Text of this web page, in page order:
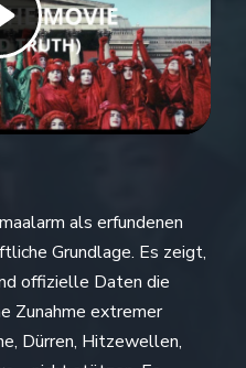
als erfundenen
Grundlage. Es zeigt,
offizielle Daten die
Zunahme extremer
Dürren, Hitzewellen,